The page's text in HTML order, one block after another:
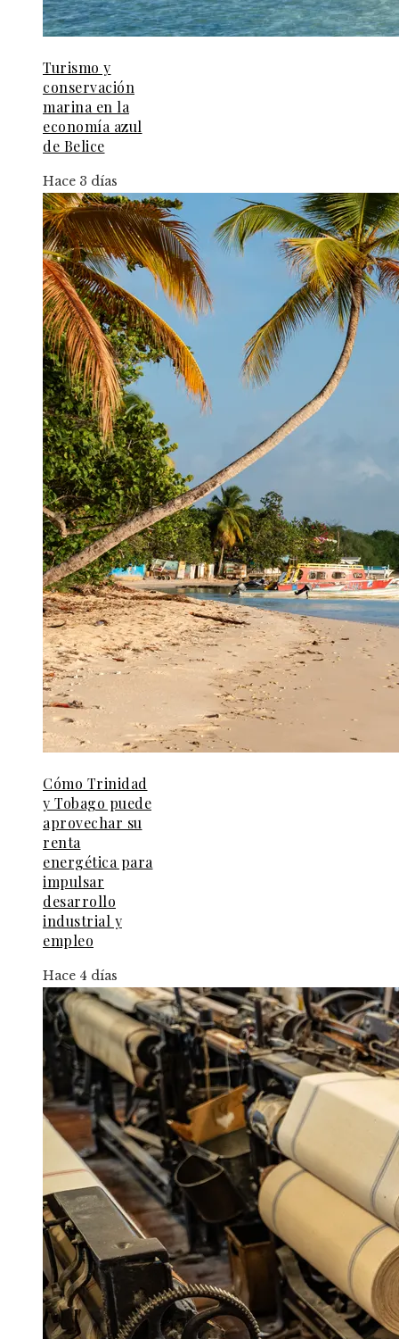
Turismo y
conservación
marina en la
economía azul
de Belice
Hace 3 días
Cómo Trinidad
y Tobago puede
aprovechar su
renta
energética para
impulsar
desarrollo
industrial y
empleo
Hace 4 días